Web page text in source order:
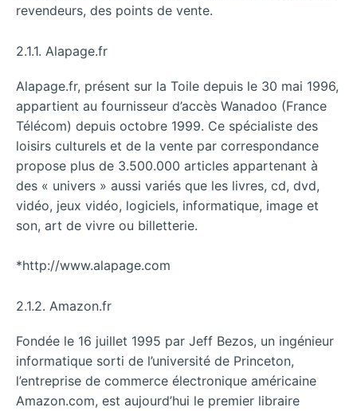
revendeurs, des points de vente.
2.1.1. Alapage.fr
Alapage.fr, présent sur la Toile depuis le 30 mai 1996,
appartient au fournisseur d’accès Wanadoo (France
Télécom) depuis octobre 1999. Ce spécialiste des
loisirs culturels et de la vente par correspondance
propose plus de 3.500.000 articles appartenant à
des « univers » aussi variés que les livres, cd, dvd,
vidéo, jeux vidéo, logiciels, informatique, image et
son, art de vivre ou billetterie.
*http://www.alapage.com
2.1.2. Amazon.fr
Fondée le 16 juillet 1995 par Jeff Bezos, un ingénieur
informatique sorti de l’université de Princeton,
l’entreprise de commerce électronique américaine
Amazon.com, est aujourd’hui le premier libraire